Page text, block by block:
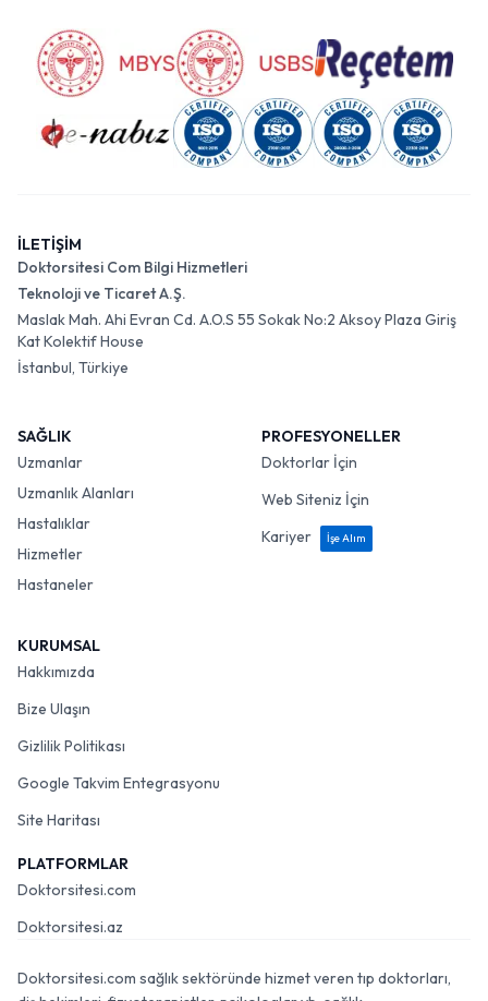
İLETİŞİM
Doktorsitesi Com Bilgi Hizmetleri
Teknoloji ve Ticaret A.Ş.
Maslak Mah. Ahi Evran Cd. A.O.S 55 Sokak No:2 Aksoy Plaza Giriş
Kat Kolektif House
İstanbul, Türkiye
SAĞLIK
Uzmanlar
Uzmanlık Alanları
Hastalıklar
Hizmetler
Hastaneler
PROFESYONELLER
Doktorlar İçin
Web Siteniz İçin
Kariyer
İşe Alım
KURUMSAL
Hakkımızda
Bize Ulaşın
Gizlilik Politikası
Google Takvim Entegrasyonu
Site Haritası
PLATFORMLAR
Doktorsitesi.com
Doktorsitesi.az
Doktorsitesi.com sağlık sektöründe hizmet veren tıp doktorları,